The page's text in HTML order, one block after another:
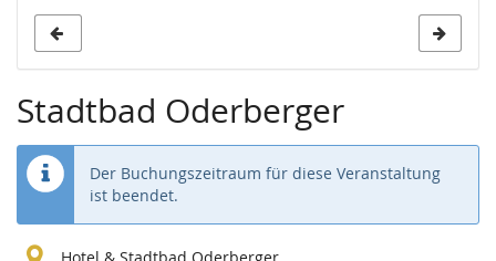
Stadtbad Oderberger
Der Buchungszeitraum für diese Veranstaltung
ist beendet.